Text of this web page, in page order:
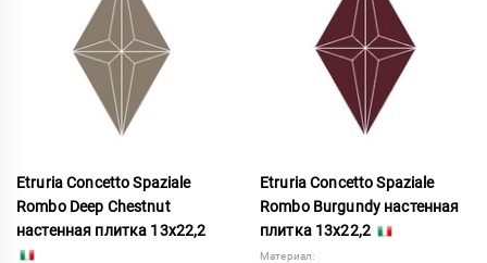
Etruria Concetto Spaziale
Rombo Deep Chestnut
настенная плитка 13x22,2
Etruria Concetto Spaziale
Rombo Burgundy настенная
плитка 13x22,2
Материал: